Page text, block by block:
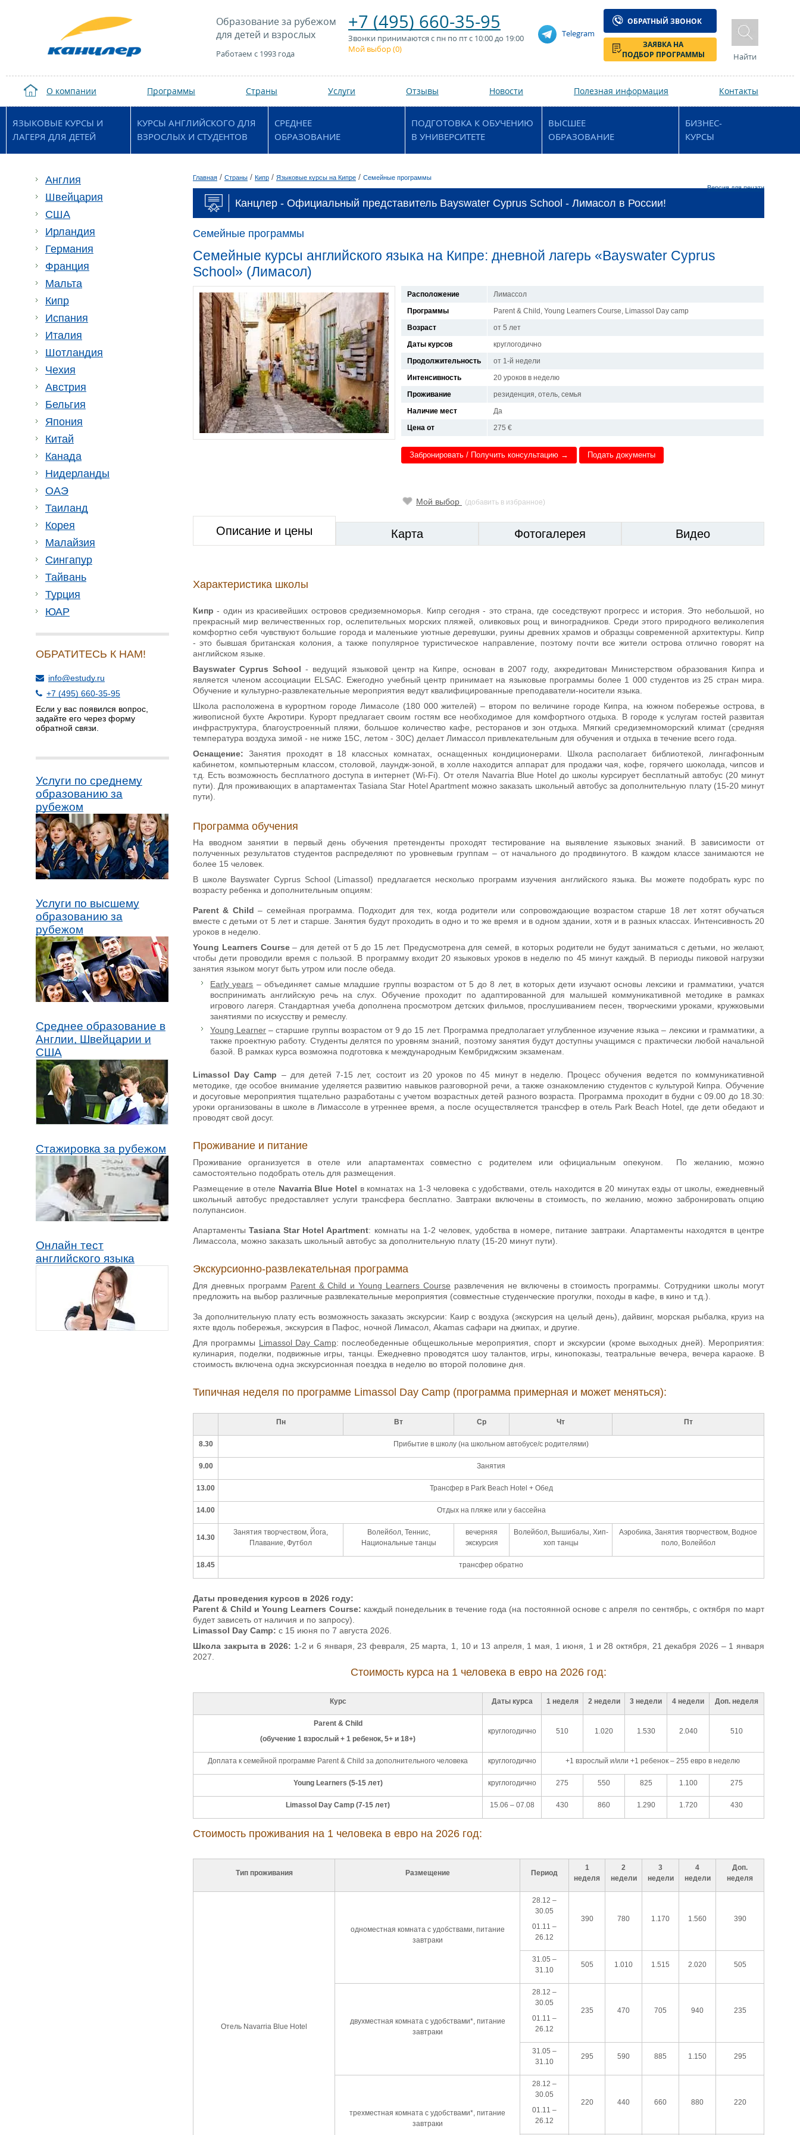
Образование за рубежом
для детей и взрослых
Работаем с 1993 года
+7 (495) 660-35-95
Звонки принимаются с пн по пт с 10:00 до 19:00
Мой выбор (0)
Telegram
ОБРАТНЫЙ ЗВОНОК
ЗАЯВКА НА
ПОДБОР ПРОГРАММЫ
Найти
О компании Программы Страны Услуги Отзывы Новости Полезная информация Контакты
ЯЗЫКОВЫЕ КУРСЫ И
ЛАГЕРЯ ДЛЯ ДЕТЕЙ
КУРСЫ АНГЛИЙСКОГО ДЛЯ
ВЗРОСЛЫХ И СТУДЕНТОВ
СРЕДНЕЕ
ОБРАЗОВАНИЕ
ПОДГОТОВКА К ОБУЧЕНИЮ
В УНИВЕРСИТЕТЕ
ВЫСШЕЕ
ОБРАЗОВАНИЕ
БИЗНЕС-
КУРСЫ
Англия
Швейцария
США
Ирландия
Германия
Франция
Мальта
Кипр
Испания
Италия
Шотландия
Чехия
Австрия
Бельгия
Япония
Китай
Канада
Нидерланды
ОАЭ
Таиланд
Корея
Малайзия
Сингапур
Тайвань
Турция
ЮАР
ОБРАТИТЕСЬ К НАМ!
info@estudy.ru
+7 (495) 660-35-95
Если у вас появился вопрос,
задайте его через форму
обратной связи.
Услуги по среднему
образованию за
рубежом
Услуги по высшему
образованию за
рубежом
Среднее образование в
Англии, Швейцарии и
США
Стажировка за рубежом
Онлайн тест
английского языка
Главная / Страны / Кипр / Языковые курсы на Кипре / Семейные программы
Версия для печати
Канцлер - Официальный представитель Bayswater Cyprus School - Лимасол в России!
Семейные программы
Семейные курсы английского языка на Кипре: дневной лагерь «Bayswater Cyprus
School» (Лимасол)
Расположение
Лимассол
Программы
Parent & Child, Young Learners Course, Limassol Day camp
Возраст
от 5 лет
Даты курсов
круглогодично
Продолжительность
от 1-й недели
Интенсивность
20 уроков в неделю
Проживание
резиденция, отель, семья
Наличие мест
Да
Цена от
275 €
Забронировать / Получить консультацию → Подать документы
Мой выбор (добавить в избранное)
Описание и цены Карта Фотогалерея Видео
Характеристика школы
Кипр- один из красивейших островов средиземноморья. Кипр сегодня - это страна, где соседствуют прогресс и история. Это небольшой, но
прекрасный мир величественных гор, ослепительных морских пляжей, оливковых рощ и виноградников. Среди этого природного великолепия
комфортно себя чувствуют большие города и маленькие уютные деревушки, руины древних храмов и образцы современной архитектуры. Кипр
- это бывшая британская колония, а также популярное туристическое направление, поэтому почти все жители острова отлично говорят на
английском языке.
Bayswater Cyprus School - ведущий языковой центр на Кипре, основан в 2007 году, аккредитован Министерством образования Кипра и
является членом ассоциации ELSAC. Ежегодно учебный центр принимает на языковые программы более 1 000 студентов из 25 стран мира.
Обучение и культурно-развлекательные мероприятия ведут квалифицированные преподаватели-носители языка.
Школа расположена в курортном городе Лимасоле (180 000 жителей) – втором по величине городе Кипра, на южном побережье острова, в
живописной бухте Акротири. Курорт предлагает своим гостям все необходимое для комфортного отдыха. В городе к услугам гостей развитая
инфраструктура, благоустроенный пляжи, большое количество кафе, ресторанов и зон отдыха. Мягкий средиземноморский климат (средняя
температура воздуха зимой - не ниже 15С, летом - 30С) делает Лимассол привлекательным для обучения и отдыха в течение всего года.
Оснащение: Занятия проходят в 18 классных комнатах, оснащенных кондиционерами. Школа располагает библиотекой, лингафонным
кабинетом, компьютерным классом, столовой, лаундж-зоной, в холле находится аппарат для продажи чая, кофе, горячего шоколада, чипсов и
т.д. Есть возможность бесплатного доступа в интернет (Wi-Fi). От отеля Navarria Blue Hotel до школы курсирует бесплатный автобус (20 минут
пути). Для проживающих в апартаментах Tasiana Star Hotel Apartment можно заказать школьный автобус за дополнительную плату (15-20 минут
пути).
Программа обучения
На вводном занятии в первый день обучения претенденты проходят тестирование на выявление языковых знаний. В зависимости от
полученных результатов студентов распределяют по уровневым группам – от начального до продвинутого. В каждом классе занимаются не
более 15 человек.
В школе Bayswater Cyprus School (Limassol) предлагается несколько программ изучения английского языка. Вы можете подобрать курс по
возрасту ребенка и дополнительным опциям:
Parent & Child – семейная программа. Подходит для тех, когда родители или сопровождающие возрастом старше 18 лет хотят обучаться
вместе с детьми от 5 лет и старше. Занятия будут проходить в одно и то же время и в одном здании, хотя и в разных классах. Интенсивность 20
уроков в неделю.
Young Learners Course– для детей от 5 до 15 лет. Предусмотрена для семей, в которых родители не будут заниматься с детьми, но желают,
чтобы дети проводили время с пользой. В программу входит 20 языковых уроков в неделю по 45 минут каждый. В периоды пиковой нагрузки
занятия языком могут быть утром или после обеда.
Early years – объединяет самые младшие группы возрастом от 5 до 8 лет, в которых дети изучают основы лексики и грамматики, учатся
воспринимать английскую речь на слух. Обучение проходит по адаптированной для малышей коммуникативной методике в рамках
игрового лагеря. Стандартная учеба дополнена просмотром детских фильмов, прослушиванием песен, творческими уроками, кружковыми
занятиями по искусству и ремеслу.
Young Learner – старшие группы возрастом от 9 до 15 лет. Программа предполагает углубленное изучение языка – лексики и грамматики, а
также проектную работу. Студенты делятся по уровням знаний, поэтому занятия будут доступны учащимся с практически любой начальной
базой. В рамках курса возможна подготовка к международным Кембриджским экзаменам.
Limassol Day Camp – для детей 7-15 лет, состоит из 20 уроков по 45 минут в неделю. Процесс обучения ведется по коммуникативной
методике, где особое внимание уделяется развитию навыков разговорной речи, а также ознакомлению студентов с культурой Кипра. Обучение
и досуговые мероприятия тщательно разработаны с учетом возрастных детей разного возраста. Программа проходит в будни с 09.00 до 18.30:
уроки организованы в школе в Лимассоле в утреннее время, а после осуществляется трансфер в отель Park Beach Hotel, где дети обедают и
проводят свой досуг.
Проживание и питание
Проживание организуется в отеле или апартаментах совместно с родителем или официальным опекуном. По желанию, можно
самостоятельно подобрать отель для размещения.
Размещение в отеле Navarria Blue Hotel в комнатах на 1-3 человека с удобствами, отель находится в 20 минутах езды от школы, ежедневный
школьный автобус предоставляет услуги трансфера бесплатно. Завтраки включены в стоимость, по желанию, можно забронировать опцию
полупансион.
АпартаментыTasiana Star Hotel Apartment: комнаты на 1-2 человек, удобства в номере, питание завтраки. Апартаменты находятся в центре
Лимассола, можно заказать школьный автобус за дополнительную плату (15-20 минут пути).
Экскурсионно-развлекательная программа
Для дневных программ Parent & Child и Young Learners Course развлечения не включены в стоимость программы. Сотрудники школы могут
предложить на выбор различные развлекательные мероприятия (совместные студенческие прогулки, походы в кафе, в кино и т.д.).
За дополнительную плату есть возможность заказать экскурсии: Каир с воздуха (экскурсия на целый день), дайвинг, морская рыбалка, круиз на
яхте вдоль побережья, экскурсия в Пафос, ночной Лимасол, Akamas сафари на джипах, и другие.
Для программы Limassol Day Camp: послеобеденные общешкольные мероприятия, спорт и экскурсии (кроме выходных дней). Мероприятия:
кулинария, поделки, подвижные игры, танцы. Ежедневно проводятся шоу талантов, игры, кинопоказы, театральные вечера, вечера караоке. В
стоимость включена одна экскурсионная поездка в неделю во второй половине дня.
Типичная неделя по программе Limassol Day Camp (программа примерная и может меняться):
Пн Вт Ср Чт Пт
8.30 Прибытие в школу (на школьном автобусе/с родителями)
9.00 Занятия
13.00 Трансфер в Park Beach Hotel + Обед
14.00 Отдых на пляже или у бассейна
14.30
Занятия творчеством, Йога,
Плавание, Футбол
Волейбол, Теннис,
Национальные танцы
вечерняя
экскурсия
Волейбол, Вышибалы, Хип-
хоп танцы
Аэробика, Занятия творчеством, Водное
поло, Волейбол
18.45 трансфер обратно
Даты проведения курсов в 2026 году:
Parent & Child и Young Learners Course: каждый понедельник в течение года (на постоянной основе с апреля по сентябрь, с октября по март
будет зависеть от наличия и по запросу).
Limassol Day Camp: с 15 июня по 7 августа 2026.
Школа закрыта в 2026: 1-2 и 6 января, 23 февраля, 25 марта, 1, 10 и 13 апреля, 1 мая, 1 июня, 1 и 28 октября, 21 декабря 2026 – 1 января
2027.
Стоимость курса на 1 человека в евро на 2026 год:
Курс Даты курса 1 неделя 2 недели 3 недели 4 недели Доп. неделя
Parent & Child
(обучение 1 взрослый + 1 ребенок, 5+ и 18+)
круглогодично 510 1.020 1.530 2.040 510
Доплата к семейной программе Parent & Child за дополнительного человека круглогодично +1 взрослый и/или +1 ребенок – 255 евро в неделю
Young Learners (5-15 лет) круглогодично 275 550 825 1.100 275
Limassol Day Camp (7-15 лет) 15.06 – 07.08 430 860 1.290 1.720 430
Стоимость проживания на 1 человека в евро на 2026 год:
Тип проживания Размещение Период
1
неделя
2
недели
3
недели
4
недели
Доп.
неделя
Отель Navarria Blue Hotel
одноместная комната с удобствами, питание
завтраки
28.12 –
30.05
01.11 –
26.12
390 780 1.170 1.560 390
31.05 –
31.10
505 1.010 1.515 2.020 505
двухместная комната с удобствами*, питание
завтраки
28.12 –
30.05
01.11 –
26.12
235 470 705 940 235
31.05 –
31.10
295 590 885 1.150 295
трехместная комната с удобствами*, питание
завтраки
28.12 –
30.05
01.11 –
26.12
220 440 660 880 220